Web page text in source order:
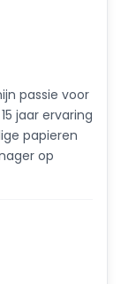
passie voor
jaar ervaring
papieren
op